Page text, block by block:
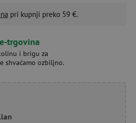
pri kupnji preko 59 €.
trgovina
i brigu za
shvaćamo ozbiljno.